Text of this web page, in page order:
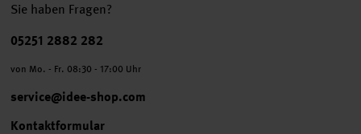
Sie haben Fragen?
Telefonnummer
05251 2882 282
von Mo. - Fr. 08:30 - 17:00 Uhr
service@idee-shop.com
Kontaktformular